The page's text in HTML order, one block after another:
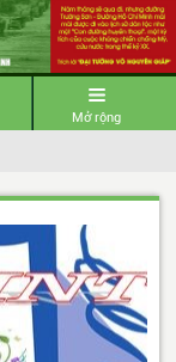
Mở rộng